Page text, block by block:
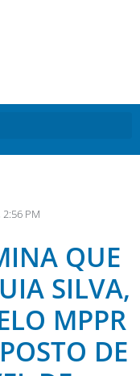
2:56 PM
QUE
SILVA,
MPPR
DE